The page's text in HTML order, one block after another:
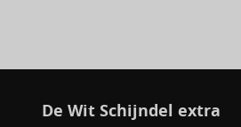
De Wit Schijndel extra